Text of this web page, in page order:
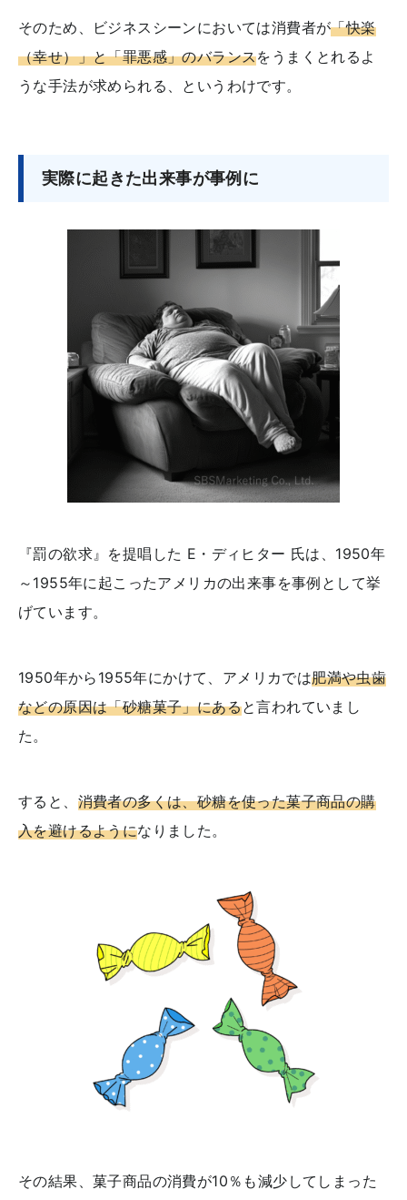
そのため、ビジネスシーンにおいては消費者が「快楽
（幸せ）」と「罪悪感」のバランスをうまくとれるよ
うな手法が求められる、というわけです。
実際に起きた出来事が事例に
『罰の欲求』を提唱した E・ディヒター 氏は、1950年
～1955年に起こったアメリカの出来事を事例として挙
げています。
1950年から1955年にかけて、アメリカでは肥満や虫歯
などの原因は「砂糖菓子」にあると言われていまし
た。
すると、 消費者の多くは、砂糖を使った菓子商品の購
入を避けるようになりました。
その結果、菓子商品の消費が10％も減少してしまった